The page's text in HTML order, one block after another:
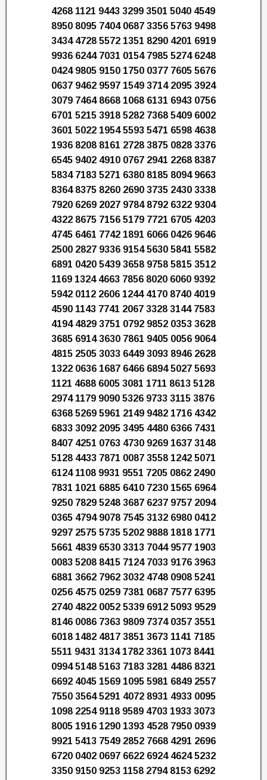
4268 1121 9443 3299 3501 5040 4549
8950 8095 7404 0687 3356 5763 9498
3434 4728 5572 1351 8290 4201 6919
9936 6244 7031 0154 7985 5274 6248
0424 9805 9150 1750 0377 7605 5676
0637 9462 9597 1549 3714 2095 3924
3079 7464 8668 1068 6131 6943 0756
6701 5215 3918 5282 7368 5409 6002
3601 5022 1954 5593 5471 6598 4638
1936 8208 8161 2728 3875 0828 3376
6545 9402 4910 0767 2941 2268 8387
5834 7183 5271 6380 8185 8094 9663
8364 8375 8260 2690 3735 2430 3338
7920 6269 2027 9784 8792 6322 9304
4322 8675 7156 5179 7721 6705 4203
4745 6461 7742 1891 6066 0426 9646
2500 2827 9336 9154 5630 5841 5582
6891 0420 5439 3658 9758 5815 3512
1169 1324 4663 7856 8020 6060 9392
5942 0112 2606 1244 4170 8740 4019
4590 1143 7741 2067 3328 3144 7583
4194 4829 3751 0792 9852 0353 3628
3685 6914 3630 7861 9405 0056 9064
4815 2505 3033 6449 3093 8946 2628
1322 0636 1687 6466 6894 5027 5693
1121 4688 6005 3081 1711 8613 5128
2974 1179 9090 5326 9733 3115 3876
6368 5269 5961 2149 9482 1716 4342
6833 3092 2095 3495 4480 6366 7431
8407 4251 0763 4730 9269 1637 3148
5128 4433 7871 0087 3558 1242 5071
6124 1108 9931 9551 7205 0862 2490
7831 1021 6885 6410 7230 1565 6964
9250 7829 5248 3687 6237 9757 2094
0365 4794 9078 7545 3132 6980 0412
9297 2575 5735 5202 9888 1818 1771
5661 4839 6530 3313 7044 9577 1903
0083 5208 8415 7124 7033 9176 3963
6881 3662 7962 3032 4748 0908 5241
0256 4575 0259 7381 0687 7577 6395
2740 4822 0052 5339 6912 5093 9529
8146 0086 7363 9809 7374 0357 3551
6018 1482 4817 3851 3673 1141 7185
5511 9431 3134 1782 3361 1073 8441
0994 5148 5163 7183 3281 4486 8321
6692 4045 1569 1095 5981 6849 2557
7550 3564 5291 4072 8931 4933 0095
1098 2254 9118 9589 4703 1933 3073
8005 1916 1290 1393 4528 7950 0939
9921 5413 7549 2852 7668 4291 2696
6720 0402 0697 6622 6924 4624 5232
3350 9150 9253 1158 2794 8153 6292